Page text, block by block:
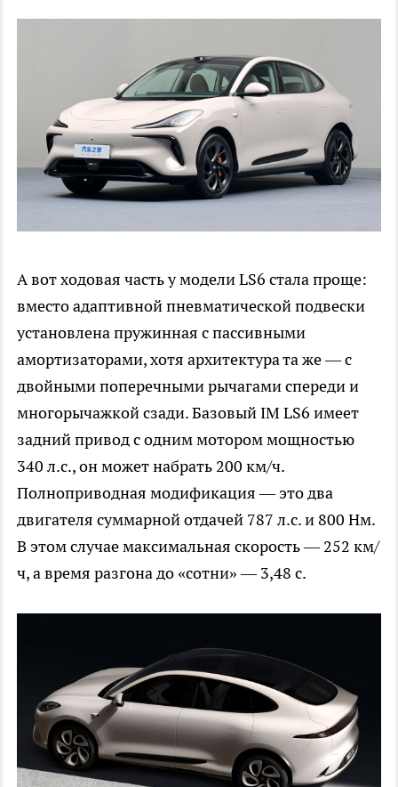
А вот ходовая часть у модели LS6 стала проще:
вместо адаптивной пневматической подвески
установлена пружинная с пассивными
амортизаторами, хотя архитектура та же — с
двойными поперечными рычагами спереди и
многорычажкой сзади. Базовый IM LS6 имеет
задний привод с одним мотором мощностью
340 л.с., он может набрать 200 км/ч.
Полноприводная модификация — это два
двигателя суммарной отдачей 787 л.с. и 800 Нм.
В этом случае максимальная скорость — 252 км/
ч, а время разгона до «сотни» — 3,48 с.